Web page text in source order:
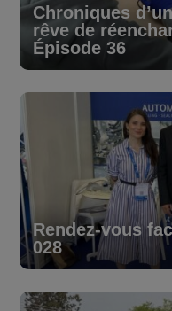
Chroniques
rêve de
Épisode 36
Rendez-vous
028